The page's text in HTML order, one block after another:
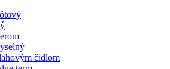
čidlom